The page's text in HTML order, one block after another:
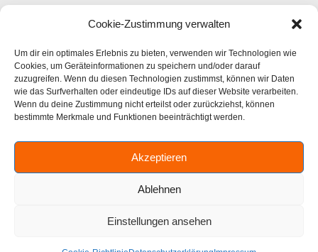
Cookie-Zustimmung verwalten
Um dir ein optimales Erlebnis zu bieten, verwenden wir Technologien wie
Cookies, um Geräteinformationen zu speichern und/oder darauf
zuzugreifen. Wenn du diesen Technologien zustimmst, können wir Daten
wie das Surfverhalten oder eindeutige IDs auf dieser Website verarbeiten.
Wenn du deine Zustimmung nicht erteilst oder zurückziehst, können
bestimmte Merkmale und Funktionen beeinträchtigt werden.
Akzeptieren
Ablehnen
Einstellungen ansehen